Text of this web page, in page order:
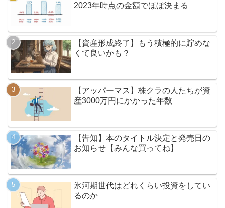
2023年時点の金額でほぼ決まる
【資産形成終了】もう積極的に貯めな
くて良いかも？
【アッパーマス】株クラの人たちが資
産3000万円にかかった年数
【告知】本のタイトル決定と発売日の
お知らせ【みんな買ってね】
氷河期世代はどれくらい投資をしてい
るのか